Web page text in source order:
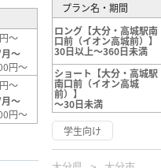
～
～
円～
～
～
円～
プラン名・期間
ロング【大分・高城駅南
口前（イオン高城前）】
30日以上～360日未満
ショート【大分・高城駅
南口前（イオン高城
前）】
～30日未満
学生向け